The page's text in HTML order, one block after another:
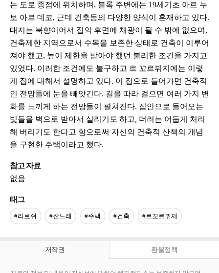
는 도로 종점에 위치하며, 블록 주변에는 19세기초 아르 누
보 아르 데코, 근데 건축등의 다양한 양식이 혼재하고 있다.
대지는 북향이어서 집의 후면에 채광이 될 수 밖에 없으며,
건축제한 지역으로서 수목을 보존한 상태로 건축이 이루어
져야 했고, 높이 제한을 받아야 했던 불리한 조건을 가지고
있었다. 이러한 조건에도 불구하고 르 꼬르뷔지에는 이렇
게 집에 대해서 설명하고 있다. 이 집으로 들어가면 건축적
인 전망들에 눈을 빼앗긴다. 길을 따라 걸으면 여러 가지 변
화를 느끼게 하는 전망들이 펼쳐진다. 집안으로 들어오는
빛들을 벽으로 받아서 살리기도 하고, 더러는 어둡게 처리
해 버리기도 한다고 함으로써 자신의 건축적 산책의 개념
을 구현한 주택이라고 했다.
참고 자료
없음
태그
#라로쉬 #잔느레 #주택 #건축 #르꼬르뷔제
저작권 환불정책